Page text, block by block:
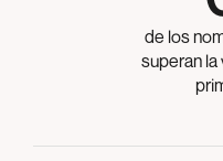
de los
superan la